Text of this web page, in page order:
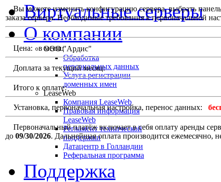
Виртуальные серверы
О компании
ООО "Ардис"
Обработка
персональных данных
Услуга регистрации
доменных имен
LeaseWeb
Компания LeaseWeb
Правовая информация
LeaseWeb
Регламент технической
поддержки
Датацентр в Голландии
Реферальная программа
Поддержка
Вы можете изменить конфигурацию сервера, выбрать
заказа сервера. Необходимые требования к первоначальной
Цена:в месяц
Доплата за текущий месяц:
Итого к оплате:
Установка, первоначальная настройка, перенос данных:
Первоначальный платёж включает в себя оплату аренды
до 09/30/2026. Дальнейшая оплата производится ежемесячно,